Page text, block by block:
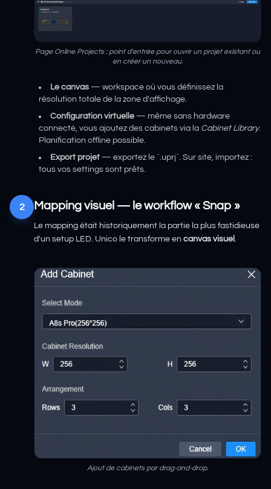
Page Online Projects : point d'entrée pour ouvrir un projet existant ou
en créer un nouveau.
Le canvas — workspace où vous définissez la
résolution totale de la zone d'affichage.
Configuration virtuelle — même sans hardware
connecté, vous ajoutez des cabinets via la Cabinet Library.
Planification offline possible.
Export projet — exportez le `.uprj`. Sur site, importez :
tous vos settings sont prêts.
2 Mapping visuel — le workflow « Snap »
Le mapping était historiquement la partie la plus fastidieuse
d'un setup LED. Unico le transforme en canvas visuel .
Ajout de cabinets par drag-and-drop.